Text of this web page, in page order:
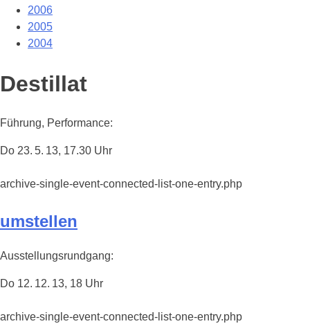
2006
2005
2004
Destillat
Führung, Performance:
Do 23. 5. 13, 17.30 Uhr
archive-single-event-connected-list-one-entry.php
umstellen
Ausstellungsrundgang:
Do 12. 12. 13, 18 Uhr
archive-single-event-connected-list-one-entry.php